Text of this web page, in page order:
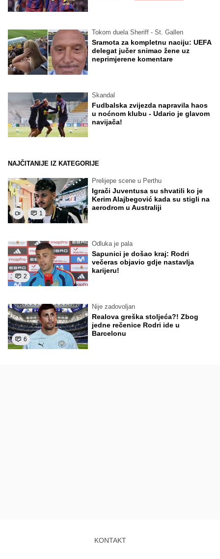
Tokom duela Sheriff - St. Gallen
Sramota za kompletnu naciju: UEFA
delegat jučer snimao žene uz
neprimjerene komentare
Skandal
Fudbalska zvijezda napravila haos
u noćnom klubu - Udario je glavom
navijača!
NAJČITANIJE IZ KATEGORIJE
1
Prelijepe scene u Perthu
Igrači Juventusa su shvatili ko je
Kerim Alajbegović kada su stigli na
aerodrom u Australiji
2
Odluka je pala
Sapunici je došao kraj: Rodri
večeras objavio gdje nastavlja
karijeru!
6
Nije zadovoljan
Realova greška stoljeća?! Zbog
jedne rečenice Rodri ide u
Barcelonu
KONTAKT